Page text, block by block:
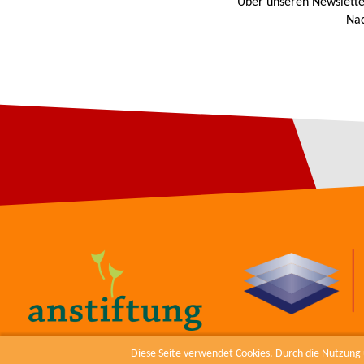
Diese Seite verwendet Cookies. Durch die